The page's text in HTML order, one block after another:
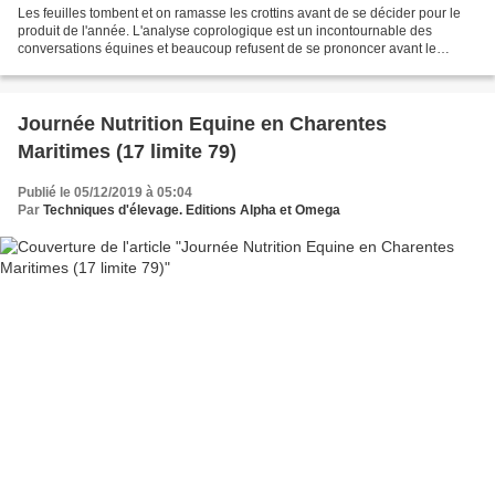
Les feuilles tombent et on ramasse les crottins avant de se décider pour le
produit de l'année. L'analyse coprologique est un incontournable des
conversations équines et beaucoup refusent de se prononcer avant le
Journée Nutrition Equine en Charentes
Maritimes (17 limite 79)
Publié le 05/12/2019 à 05:04
Par Techniques d'élevage. Editions Alpha et Omega